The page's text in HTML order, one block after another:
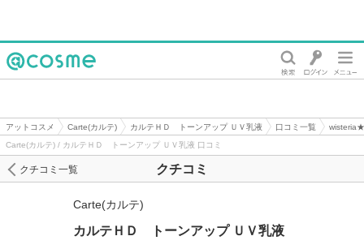
アットコスメ Carte(カルテ) カルテＨＤ トーンアップ ＵＶ乳液 口コミ一覧
Carte(カルテ) / カルテＨＤ トーンアップ ＵＶ乳液 口コミ
クチコミ
クチコミ一覧
Carte(カルテ)
カルテＨＤ トーンアップ ＵＶ乳液